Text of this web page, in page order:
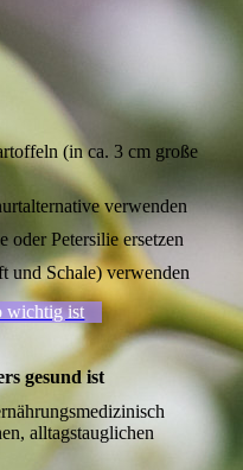
(in ca. 3 cm große
verwenden
Petersilie ersetzen
und Schale) verwenden
wichtig ist
gesund ist
alltagstauglichen